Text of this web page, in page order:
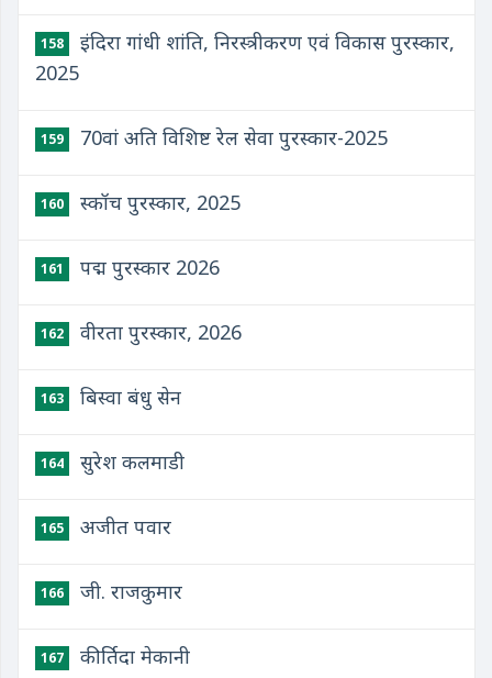
158
इंदिरा गांधी शांति, निरस्त्रीकरण एवं विकास पुरस्कार,
2025
159 70वां अति विशिष्ट रेल सेवा पुरस्कार-2025
160 स्कॉच पुरस्कार, 2025
161 पद्म पुरस्कार 2026
162 वीरता पुरस्कार, 2026
163 बिस्वा बंधु सेन
164 सुरेश कलमाडी
165 अजीत पवार
166 जी. राजकुमार
167 कीर्तिदा मेकानी